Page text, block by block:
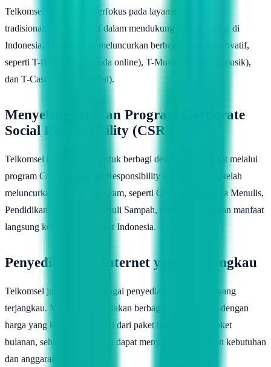
Telkomsel tidak hanya berfokus pada layanan komunikasi
tradisional, tapi juga aktif dalam mendukung inovasi digital di
Indonesia. Mereka telah meluncurkan berbagai layanan inovatif,
seperti T-Bike (sewa sepeda online), T-Music (streaming musik),
dan T-Cash (dompet digital).
Menyelenggarakan Program Corporate
Social Responsibility (CSR)
Telkomsel berkomitmen untuk berbagi dengan masyarakat melalui
program Corporate Social Responsibility (CSR). Mereka telah
meluncurkan berbagai program, seperti Gerakan Indonesia Menulis,
Pendidikan Digital, dan Peduli Sampah, untuk memberikan manfaat
langsung kepada masyarakat Indonesia.
Penyedia Paket Internet yang Terjangkau
Telkomsel juga dikenal sebagai penyedia paket internet yang
terjangkau. Mereka menyediakan berbagai pilihan paket dengan
harga yang kompetitif, mulai dari paket harian hingga paket
bulanan, sehingga pengguna dapat menyesuaikan dengan kebutuhan
dan anggaran mereka.